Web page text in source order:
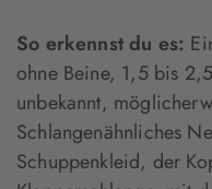
So erkennst du es:
ohne Beine, 1,5 bis
unbekannt,
Schlangenähnliches
Schuppenkleid, der